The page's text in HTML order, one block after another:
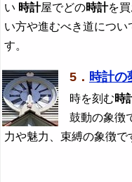
い 時計屋でどの時計を
い方や進むべき道につい
す。
5． 時計の
時を刻む時
鼓動の象徴
力や魅力、束縛の象徴で